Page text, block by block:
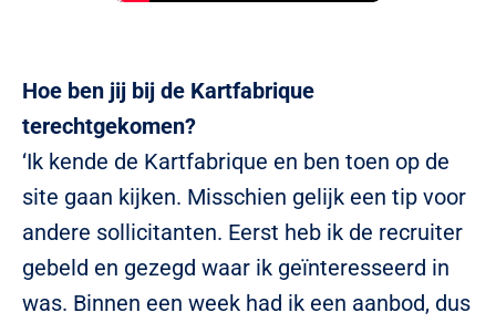
Hoe ben jij bij de Kartfabrique
terechtgekomen?
‘Ik kende de Kartfabrique en ben toen op de
site gaan kijken. Misschien gelijk een tip voor
andere sollicitanten. Eerst heb ik de recruiter
gebeld en gezegd waar ik geïnteresseerd in
was. Binnen een week had ik een aanbod, dus